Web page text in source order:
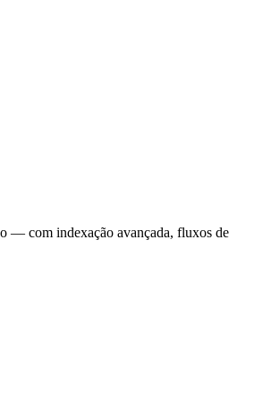
— com indexação avançada, fluxos de